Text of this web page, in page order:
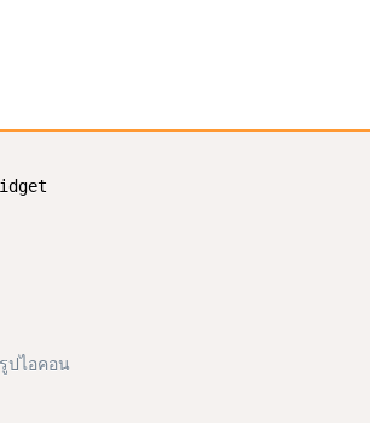
ปไอคอน